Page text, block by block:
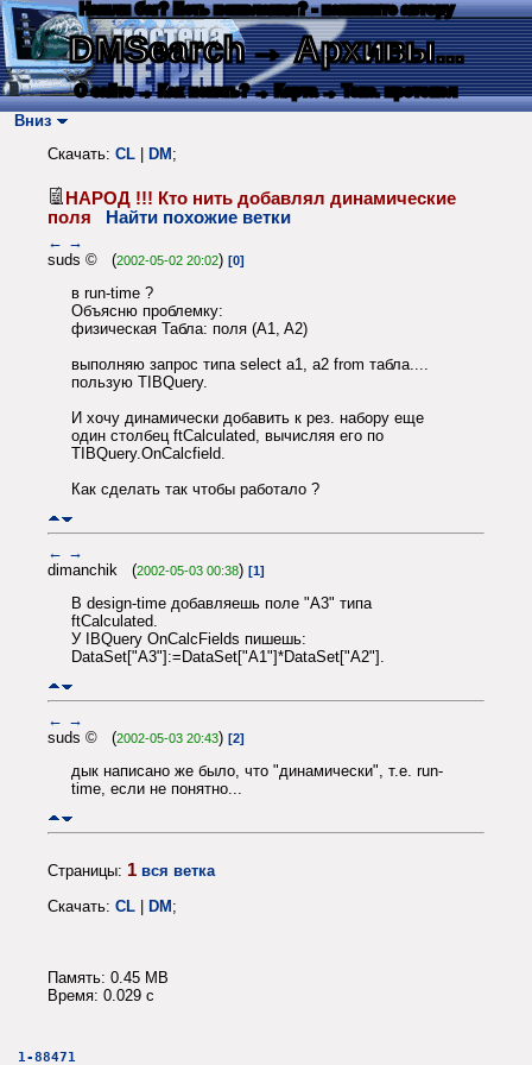
Нашли баг? Есть пожелания? - напишите автору
DMSearch→ Архивы...
О сайте → Как искать? → Карта → Текс. протокол
Вниз
Скачать: CL DM ;
НАРОД !!! Кто нить добавлял динамические
поля
Найти похожие ветки
← →
suds © (2002-05-02 20:02) [0]
в run-time ?
Объясню проблемку:
физическая Табла: поля (A1, A2)
выполняю запрос типа select a1, a2 from табла....
пользую TIBQuery.
И хочу динамически добавить к рез. набору еще
один столбец ftCalculated, вычисляя его по
TIBQuery.OnCalcfield.
Как сделать так чтобы работало ?
← →
dimanchik (2002-05-03 00:38) [1]
В design-time добавляешь поле "A3" типа
ftCalculated.
У IBQuery OnCalcFields пишешь:
DataSet["A3"]:=DataSet["A1"]*DataSet["A2"].
← →
suds © (2002-05-03 20:43) [2]
дык написано же было, что "динамически", т.е. run-
time, если не понятно...
Страницы: 1 вся ветка
Скачать: CL | DM;
Память: 0.45 MB
Время: 0.029 c
1-88471